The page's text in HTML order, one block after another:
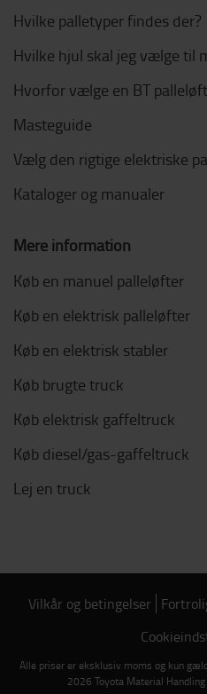
Hvilke palletyper findes der?
Hvilke hjul skal jeg vælge til
Hvorfor vælge en BT
Masteguide
Vælg den rigtige elektriske
Kataloger og manualer
Mere information
Køb en manuel palleløfter
Køb en elektrisk palleløfter
Køb en elektrisk stabler
Køb brugte truck
Køb elektrisk gaffeltruck
Køb diesel/gas-gaffeltruck
Lej en truck
Vilkår og betingelser
Alle priser er eksklusiv moms og kun
2026 Toyota Material